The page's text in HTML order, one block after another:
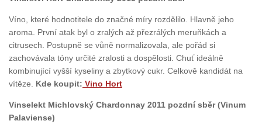
Víno, které hodnotitele do značné míry rozdělilo. Hlavně jeho
aroma. První atak byl o zralých až přezrálých meruňkách a
citrusech. Postupně se vůně normalizovala, ale pořád si
zachovávala tóny určité zralosti a dospělosti. Chuť ideálně
kombinující vyšší kyseliny a zbytkový cukr. Celkově kandidát na
vítěze. Kde koupit: Vino Hort
Vinselekt Michlovský Chardonnay 2011 pozdní sběr (Vinum
Palaviense)